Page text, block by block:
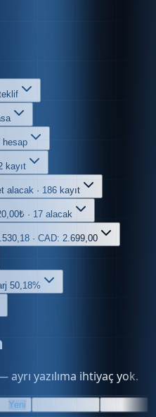
kayıt
alacak · 186 kayıt
· 17 alacak
· CAD: 2.699,00
50,18%
yazılıma ihtiyaç yok.
Yeni Ön Muhasebe Web Site